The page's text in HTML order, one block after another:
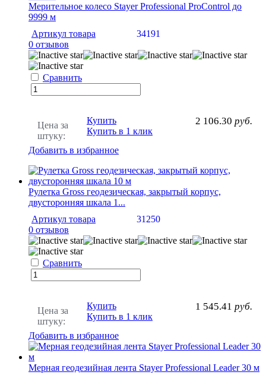
Мерительное колесо Stayer Professional ProControl до
9999 м
Артикул товара
34191
0 отзывов
Сравнить
Цена за
штуку:
2 106.30 руб.
Купить
Купить в 1 клик
Добавить в избранное
Рулетка Gross геодезическая, закрытый корпус,
двусторонняя шкала 1...
Артикул товара
31250
0 отзывов
Сравнить
Цена за
штуку:
1 545.41 руб.
Купить
Купить в 1 клик
Добавить в избранное
Мерная геодезийная лента Stayer Professional Leader 30 м